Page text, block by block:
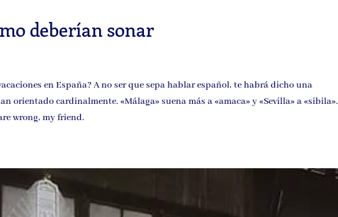
deberían sonar
en España? A no ser que sepa hablar español, te habrá dicho una
orientado cardinalmente. «Málaga» suena más a «amaca» y «Sevilla» a «sibila».
wrong, my friend.